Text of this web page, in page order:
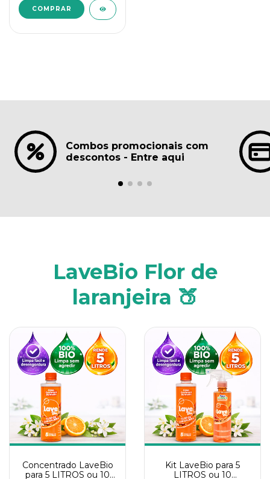
Combos promocionais com
descontos - Entre aqui
LaveBio Flor de
laranjeira 🍑
Concentrado LaveBio
para 5 LITROS ou 10
Kit LaveBio para 5
LITROS ou 10